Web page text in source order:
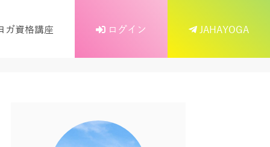
ガ資格講座 ログイン JAHAYOGA